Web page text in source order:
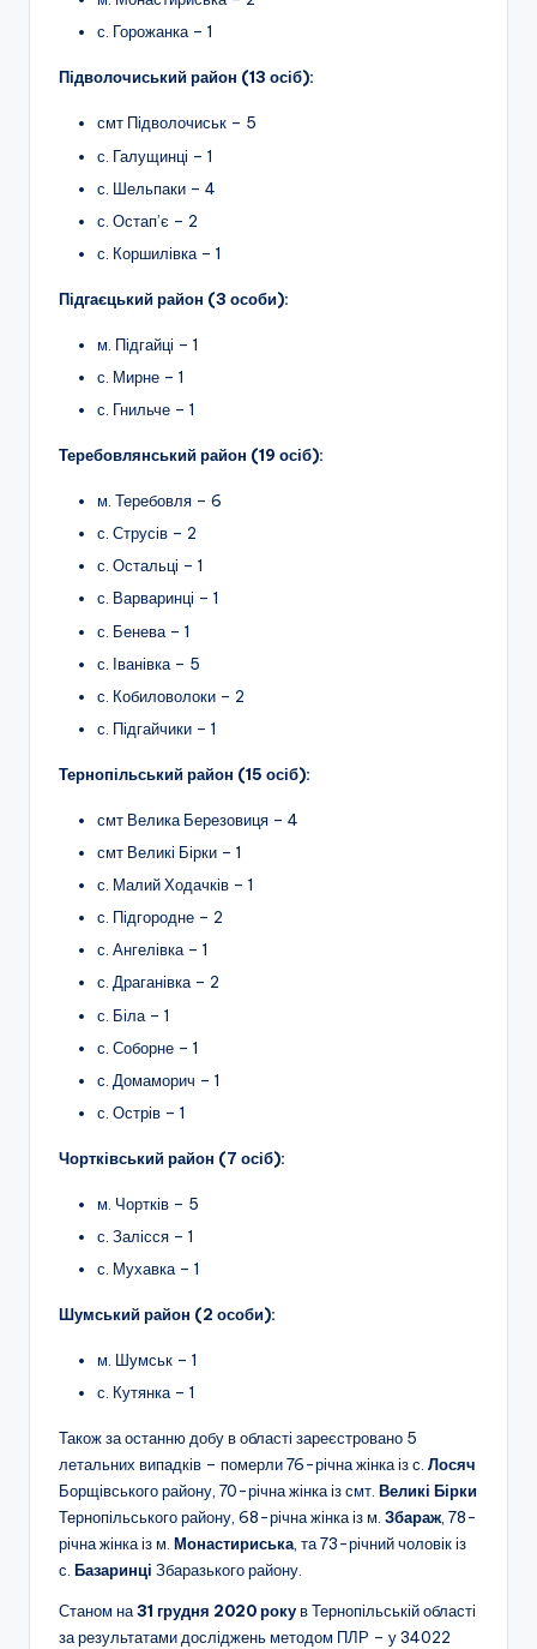
с. Горожанка – 1
Підволочиський район (13 осіб):
смт Підволочиськ – 5
с. Галущинці – 1
с. Шельпаки – 4
с. Остап’є – 2
с. Коршилівка – 1
Підгаєцький район (3 особи):
м. Підгайці – 1
с. Мирне – 1
с. Гнильче – 1
Теребовлянський район (19 осіб):
м. Теребовля – 6
с. Струсів – 2
с. Остальці – 1
с. Варваринці – 1
с. Бенева – 1
с. Іванівка – 5
с. Кобиловолоки – 2
с. Підгайчики – 1
Тернопільський район (15 осіб):
смт Велика Березовиця – 4
смт Великі Бірки – 1
с. Малий Ходачків – 1
с. Підгородне – 2
с. Ангелівка – 1
с. Драганівка – 2
с. Біла – 1
с. Соборне – 1
с. Домаморич – 1
с. Острів – 1
Чортківський район (7 осіб):
м. Чортків – 5
с. Залісся – 1
с. Мухавка – 1
Шумський район (2 особи):
м. Шумськ – 1
с. Кутянка – 1
Також за останню добу в області зареєстровано 5
летальних випадків – померли 76-річна жінка із с. Лосяч
Борщівського району, 70-річна жінка із смт. Великі Бірки
Тернопільського району, 68-річна жінка із м. Збараж, 78-
річна жінка із м. Монастириська, та 73-річний чоловік із
с. Базаринці Збаразького району.
Станом на31 грудня 2020 рокув Тернопільській області
за результатами досліджень методом ПЛР – у 34022